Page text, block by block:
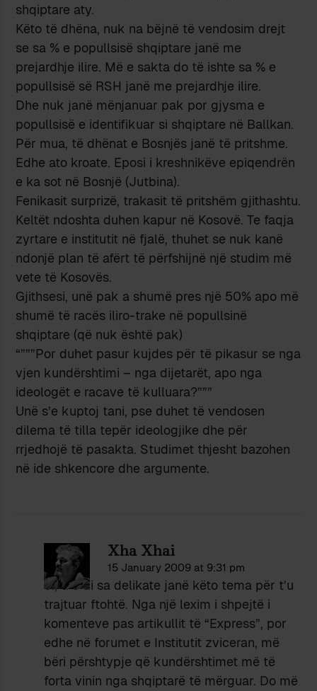
shqiptare aty.
Këto të dhëna, nuk na bëjnë të vendosim drejt
se sa % e popullsisë shqiptare janë me
prejardhje ilire. Më e sakta do të ishte sa % e
popullsisë së RSH janë me prejardhje ilire.
Dhe nuk janë mënjanuar pak por gjysma e
popullsisë e identifikuar si shqiptare në Ballkan.
Për mua, të dhënat e Bosnjës janë të pritshme.
Edhe ato kroate. Eposi i kreshnikëve epiqendrën
e ka sot në Bosnjë (Jutbina).
Fenikasit surprizë, trakasit të pritshëm gjithashtu.
Keltët ndoshta duhen kapur në Kosovë. Te faqja
zyrtare e institutit në fjalë, thuhet se nuk kanë
ndonjë plan të afërt të përfshijnë një studim më
vete të Kosovës.
Gjithsesi, unë pak a shumë pres një 50% apo më
shumë të racës iliro-trake në popullsinë
shqiptare (që nuk është pak)
“”””Por duhet pasur kujdes për të pikasur se nga
vjen kundërshtimi – nga dijetarët, apo nga
ideologët e racave të kulluara?”””
Unë s’e kuptoj tani, pse duhet të vendosen
dilema të tilla tepër ideologjike dhe për
rrjedhojë të pasakta. Studimet thjesht bazohen
në ide shkencore dhe argumente.
Xha Xhai
15 January 2009 at 9:31 pm
J., ti e di sa delikate janë këto tema për t’u
trajtuar ftohtë. Nga një lexim i shpejtë i
komenteve pas artikullit të “Express”, por
edhe në forumet e Institutit zviceran, më
bëri përshtypje që kundërshtimet më të
forta vinin nga shqiptarë të mërguar. Do më